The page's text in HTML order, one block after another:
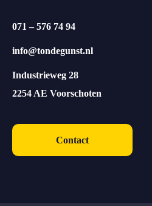
071 – 576 74 94
info@tondegunst.nl
Industrieweg 28
2254 AE Voorschoten
Contact